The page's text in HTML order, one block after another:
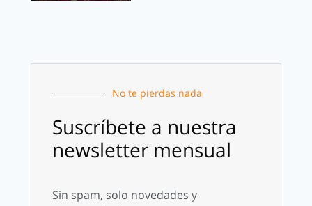
No te pierdas nada
Suscríbete a nuestra
newsletter mensual
Sin spam, solo novedades y